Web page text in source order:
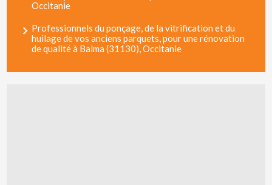
Occitanie
Professionnels du ponçage, de la vitrification et du
huilage de vos anciens parquets, pour une rénovation
de qualité à Balma (31130), Occitanie